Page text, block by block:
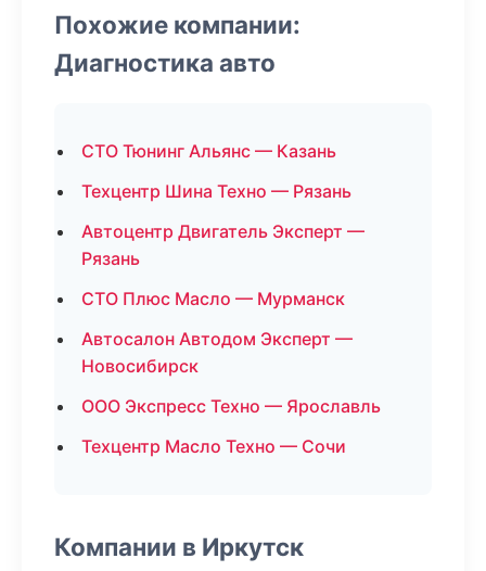
Похожие компании:
Диагностика авто
СТО Тюнинг Альянс — Казань
Техцентр Шина Техно — Рязань
Автоцентр Двигатель Эксперт —
Рязань
СТО Плюс Масло — Мурманск
Автосалон Автодом Эксперт —
Новосибирск
ООО Экспресс Техно — Ярославль
Техцентр Масло Техно — Сочи
Компании в Иркутск